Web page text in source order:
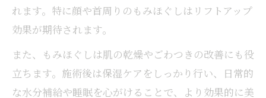
れます。特に顔や首周りのもみほぐしはリフトアップ
効果が期待されます。
また、もみほぐしは肌の乾燥やごわつきの改善にも役
立ちます。施術後は保湿ケアをしっかり行い、日常的
な水分補給や睡眠を心がけることで、より効果的に美